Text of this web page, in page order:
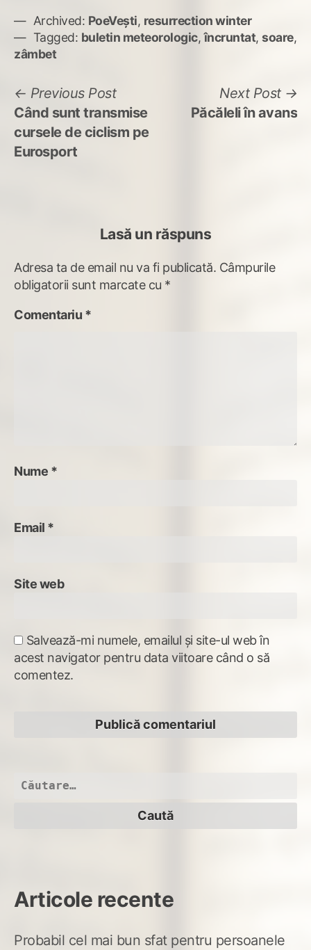
Archived: PoeVești, resurrection winter
Tagged: buletin meteorologic,încruntat, soare,
zâmbet
Navigare
în
articole
Previous PostPrevious
post:
Când sunt transmise
cursele de ciclism pe
Eurosport
Next Post
Păcăleli în avans
Lasă un răspuns
Adresa ta de email nu va fi publicată. Câmpurile
obligatorii sunt marcate cu *
Comentariu *
Nume *
Email *
Site web
Salvează-mi numele, emailul și site-ul web în
acest navigator pentru data viitoare când o să
comentez.
Caută
Articole recente
Probabil cel mai bun sfat pentru persoanele